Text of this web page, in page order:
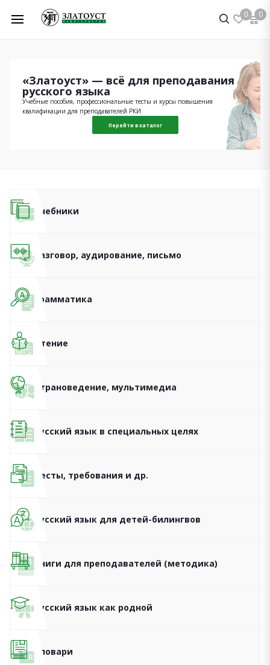
0 0
«Златоуст» — всё для преподавания
русского языка
Учебные пособия, профессиональные тесты и курсы повышения
квалификации для преподавателей РКИ.
Перейти в каталог
Учебники
Разговор, аудирование, письмо
Грамматика
Чтение
Страноведение, мультимедиа
Русский язык в специальных целях
Тесты, требования и др.
Русский язык для детей-билингвов
Книги для преподавателей (методика)
Русский язык как родной
Словари